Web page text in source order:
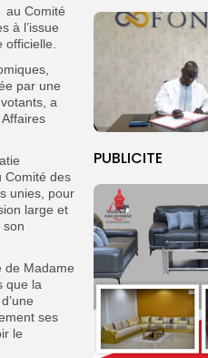
PUBLICITE
au Comité
à l’issue
officielle.
par une
a
Comité des
unies, pour
large et
son
de Madame
que la
ses
le